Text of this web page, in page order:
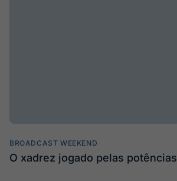
BROADCAST WEEKEND
O xadrez jogado pelas potências